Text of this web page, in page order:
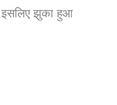
इसलिए झुका हुआ